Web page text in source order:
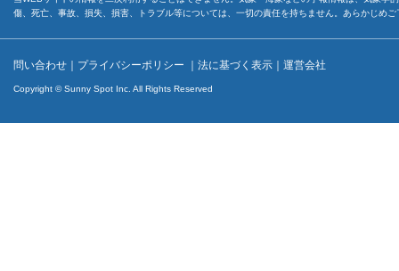
傷、死亡、事故、損失、損害、トラブル等については、一切の責任を持ちません。あらかじめ
問い合わせ ｜ プライバシーポリシー ｜ 法に基づく表示 ｜ 運営会社
Copyright © Sunny Spot Inc. All Rights Reserved